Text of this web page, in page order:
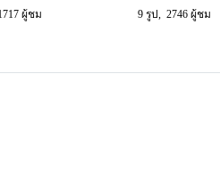
ผู้ชม 9 รูป, 2746 ผู้ชม